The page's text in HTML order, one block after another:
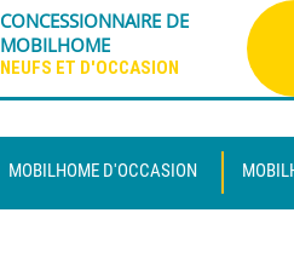
CONCESSIONNAIRE DE
MOBILHOME
NEUFS ET D'OCCASION
MOBILHOME D'OCCASION